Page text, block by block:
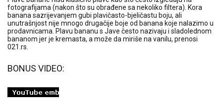
fotografijama (nakon što su obrađene sa nekoliko filtera). Kora
banana sazrijevanjem gubi plavičasto-bjeličastu boju, ali
unutrašnjost nije mnogo drugačije boje od banana koje nalazimo u
prodavnicama. Plavu bananu s Jave često nazivaju i sladolednom
bananom jer je kremasta, a može da miriše na vanilu, prenosi
021.rs.
BONUS VIDEO: